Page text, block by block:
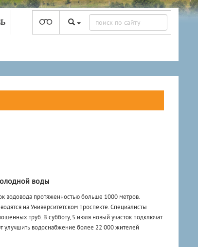
воды
водовода протяженностью больше 1000 метров.
на Университетском проспекте. Специалисты
труб. В субботу, 5 июля новый участок подключат
улучшить водоснабжение более 22 000 жителей